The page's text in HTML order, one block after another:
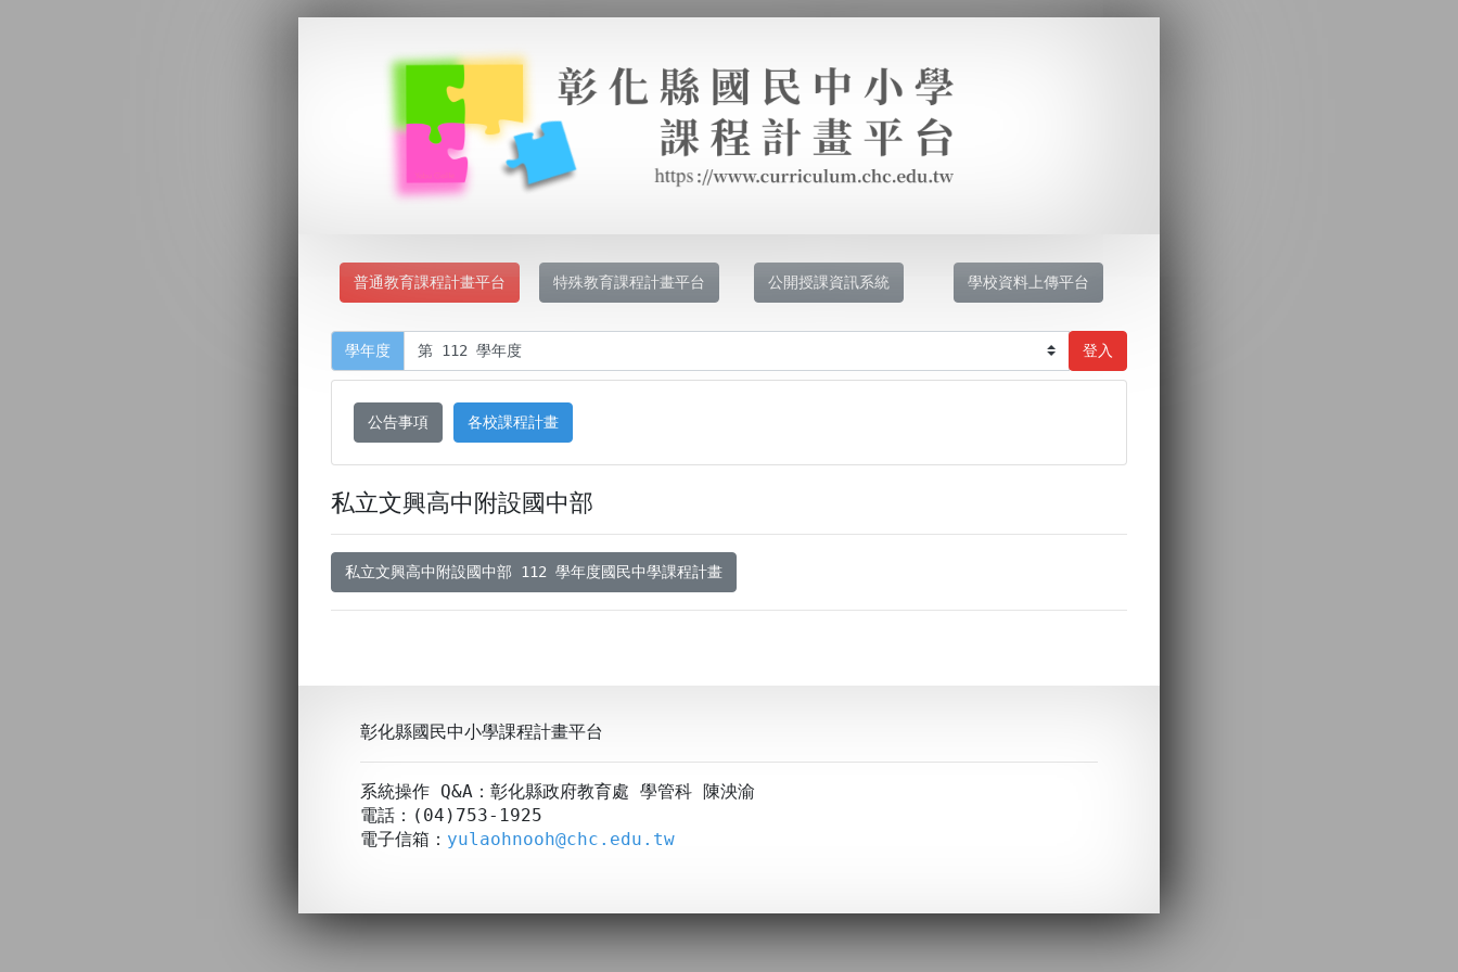
普通教育課程計畫平台 特殊教育課程計畫平台 公開授課資訊系統 學校資料上傳平台
學年度 登入
公告事項 各校課程計畫
私立文興高中附設國中部
私立文興高中附設國中部 112 學年度國民中學課程計畫
彰化縣國民中小學課程計畫平台
系統操作 Q&A：彰化縣政府教育處 學管科 陳泱渝
電話：(04)753-1925
電子信箱： yulaohnooh@chc.edu.tw